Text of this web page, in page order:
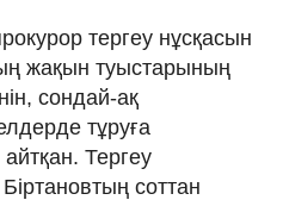
тергеу нұсқасын
жақын туыстарының
сондай-ақ
тұруға
Тергеу
соттан